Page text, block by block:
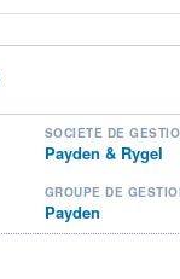
SOCIÉTÉ DE
Payden & Rygel
GROUPE DE
Payden